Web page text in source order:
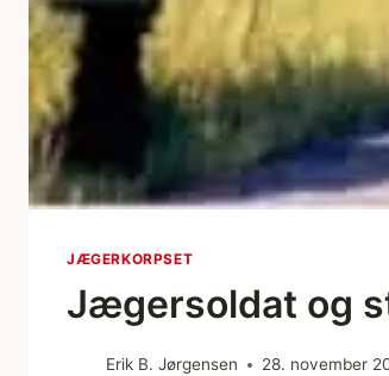
JÆGERKORPSET
Jægersoldat og
Erik B. Jørgensen 28. november